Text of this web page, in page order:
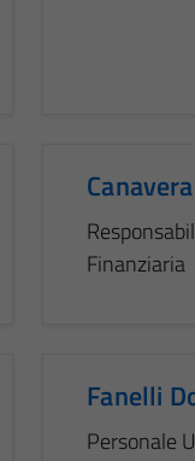
Finanziaria
Fanelli
Personale